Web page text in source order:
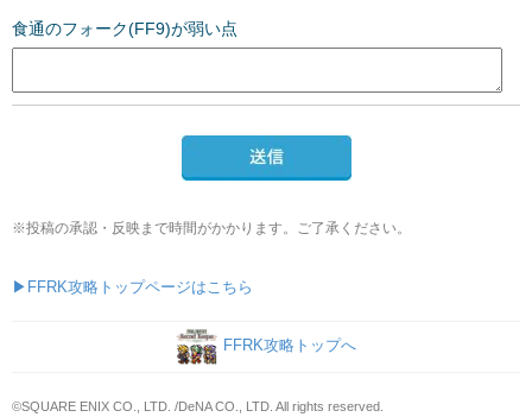
食通のフォーク(FF9)が弱い点
送信
※投稿の承認・反映まで時間がかかります。ご了承ください。
▶FFRK攻略トップページはこちら
FFRK攻略トップへ
©SQUARE ENIX CO., LTD. /DeNA CO., LTD. All rights reserved.